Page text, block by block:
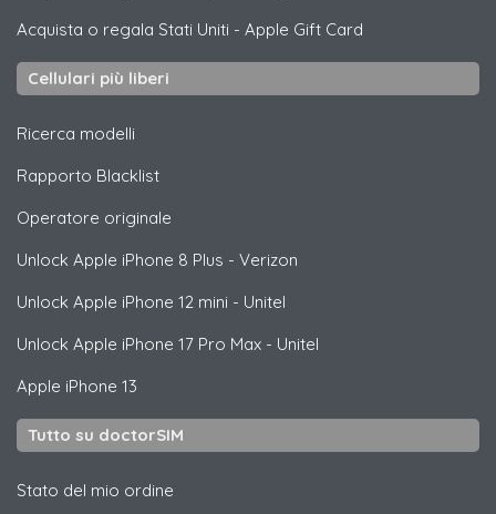
Acquista o regala Stati Uniti - Apple Gift Card
Cellulari più liberi
Ricerca modelli
Rapporto Blacklist
Operatore originale
Unlock Apple iPhone 8 Plus - Verizon
Unlock Apple iPhone 12 mini - Unitel
Unlock Apple iPhone 17 Pro Max - Unitel
Apple iPhone 13
Tutto su doctorSIM
Stato del mio ordine